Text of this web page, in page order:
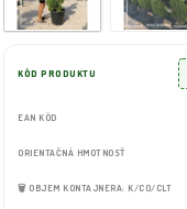
KÓD PRODUKTU
EAN KÓD
ORIENTAČNÁ HMOTNOSŤ
🗑️ OBJEM KONTAJNERA: K/CO/CLT